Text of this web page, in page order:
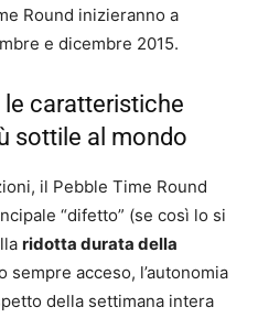
Round inizieranno a
e dicembre 2015.
le caratteristiche
sottile al mondo
il Pebble Time Round
“difetto” (se così lo si
ridotta durata della
sempre acceso, l’autonomia
della settimana intera